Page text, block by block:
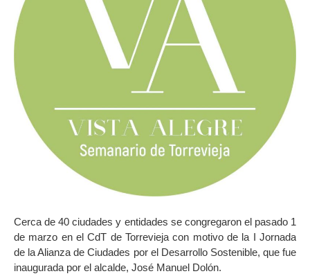
Cerca de 40 ciudades y entidades se congregaron el pasado 1
de marzo en el CdT de Torrevieja con motivo de la I Jornada
de la Alianza de Ciudades por el Desarrollo Sostenible, que fue
inaugurada por el alcalde, José Manuel Dolón.